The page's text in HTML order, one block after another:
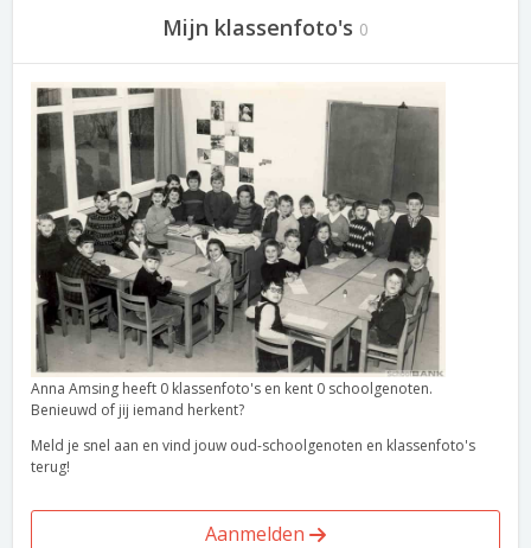
Mijn klassenfoto's 0
Anna Amsing heeft 0 klassenfoto's en kent 0 schoolgenoten.
Benieuwd of jij iemand herkent?
Meld je snel aan en vind jouw oud-schoolgenoten en klassenfoto's
terug!
Aanmelden